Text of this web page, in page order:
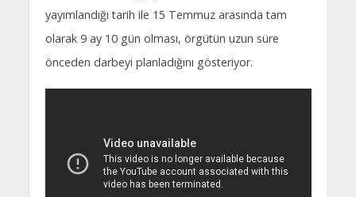
yayımlandığı tarih ile 15 Temmuz arasında tam
olarak 9 ay 10 gün olması, örgütün uzun süre
önceden darbeyi planladığını gösteriyor.